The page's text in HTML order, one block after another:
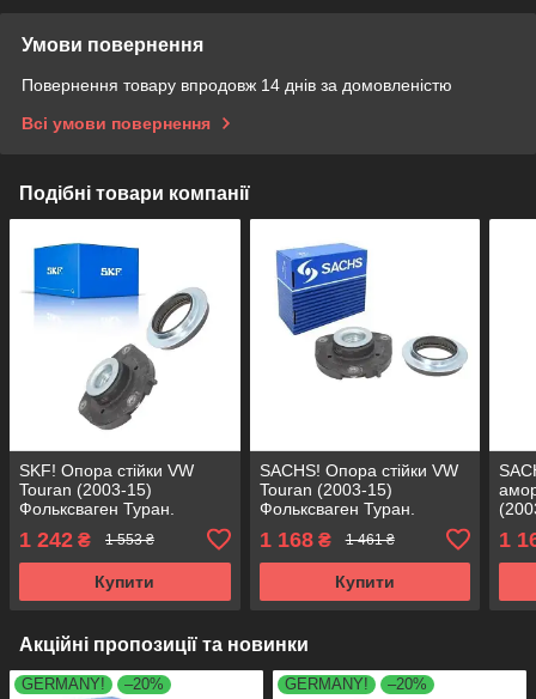
Умови повернення
Повернення товару впродовж 14 днів за домовленістю
Всі умови повернення
Подібні товари компанії
SKF! Опора стійки VW
Touran (2003-15)
Фольксваген Туран.
802417 , KB657.18 , VKDA
35122
1 242 ₴ 1 553 ₴
Купити
SACHS! Опора стійки VW
Touran (2003-15)
Фольксваген Туран.
802417 , KB657.18 , VKDA
35122
1 168₴ 1 461 ₴
Купити
1
Акційні пропозиції та новинки
GERMANY! –20% GERMANY! –20%